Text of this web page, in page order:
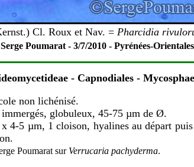
Cl. Roux et Nav. = Pharcidia
Poumarat - 3/7/2010 - Pyrénées-
- Capnodiales -
non lichénisé.
globuleux, 45-75 µm de Ø.
4-5 µm, 1 cloison, hyalines au départ
Poumarat sur Verrucaria pachyderma.